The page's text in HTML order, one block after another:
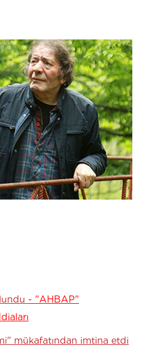
- "AHBAP"
mükafatından imtina etdi